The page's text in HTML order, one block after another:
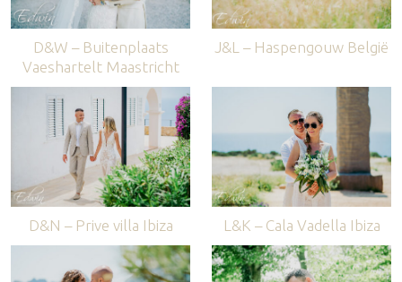
D&W – Buitenplaats
Vaeshartelt Maastricht
J&L – Haspengouw België
D&N – Prive villa Ibiza L&K – Cala Vadella Ibiza